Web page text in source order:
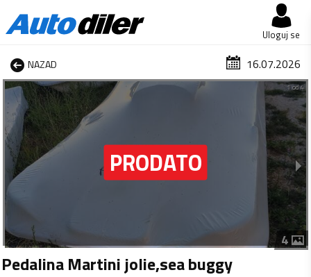
Uloguj se
NAZAD 16.07.2026
1 od 4
4
Pedalina Martini jolie,sea buggy